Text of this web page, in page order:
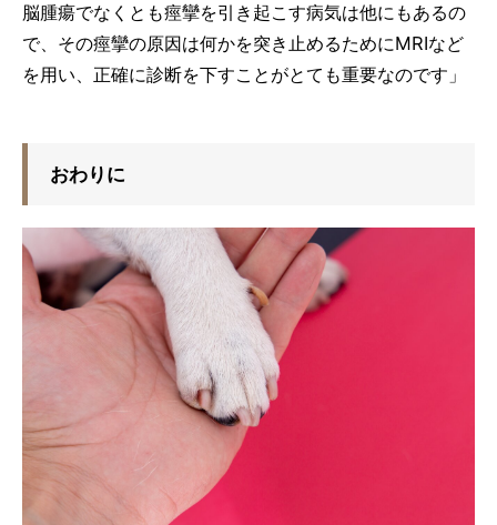
脳腫瘍でなくとも痙攣を引き起こす病気は他にもあるの
で、その痙攣の原因は何かを突き止めるためにMRIなど
を用い、正確に診断を下すことがとても重要なのです」
おわりに